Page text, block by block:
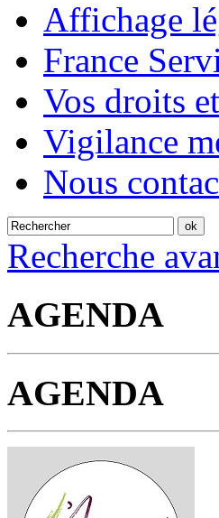
Affichage
France
Vos droits
Vigilance
Nous
Recherche
AGENDA
AGENDA